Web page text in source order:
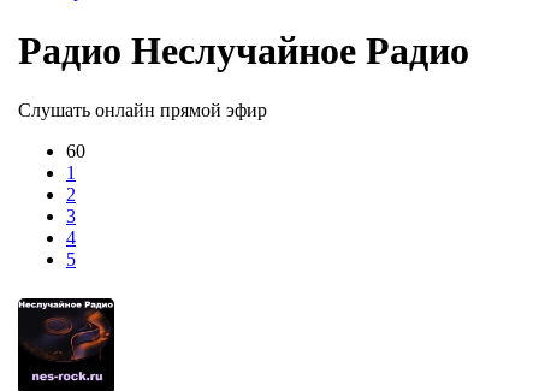
Радио Неслучайное Радио
Слушать онлайн прямой эфир
60
1
2
3
4
5